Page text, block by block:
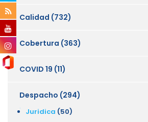
Calidad (732)
Cobertura (363)
COVID 19 (11)
Despacho (294)
Juridica (50)